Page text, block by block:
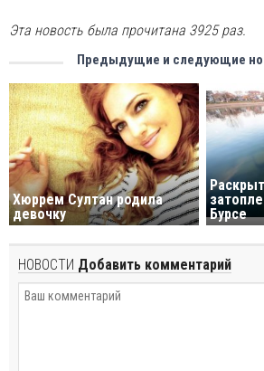
Эта новость была прочитана 3925 раз.
Предыдущие и следующие
Хюррем Султан родила
девочку
Бурсе
НОВОСТИ Добавить комментарий